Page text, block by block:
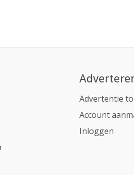
Advertentie
Account
Inloggen